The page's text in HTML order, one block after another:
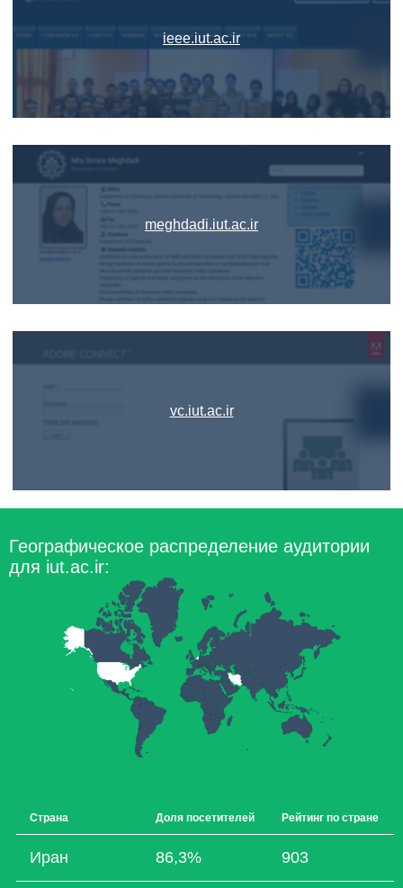
ieee.iut.ac.ir
meghdadi.iut.ac.ir
vc.iut.ac.ir
Географическое распределение аудитории
для iut.ac.ir:
Страна Доля посетителей Рейтинг по стране
Иран 86,3% 903